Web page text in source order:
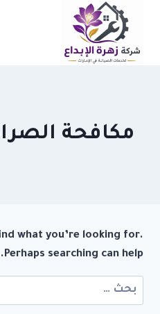
التجاوز
المحتوى
مكافحة
what you’re looking for.
Perhaps searching can help.
البحث
عن: